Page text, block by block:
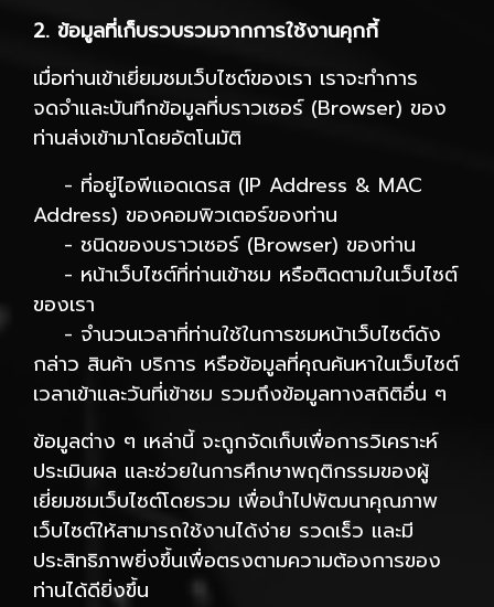
2. ข้อมูลที่เก็บรวบรวมจากการใช้งานคุกกี้
เมื่อท่านเข้าเยี่ยมชมเว็บไซต์ของเรา เราจะทำการ
จดจำและบันทึกข้อมูลที่บราวเซอร์ (Browser) ของ
ท่านส่งเข้ามาโดยอัตโนมัติ
- ที่อยู่ไอพีแอดเดรส (IP Address & MAC
Address) ของคอมพิวเตอร์ของท่าน
- ชนิดของบราวเซอร์ (Browser) ของท่าน
- หน้าเว็บไซต์ที่ท่านเข้าชม หรือติดตามในเว็บไซต์
ของเรา
- จำนวนเวลาที่ท่านใช้ในการชมหน้าเว็บไซต์ดัง
กล่าว สินค้า บริการ หรือข้อมูลที่คุณค้นหาในเว็บไซต์
เวลาเข้าและวันที่เข้าชม รวมถึงข้อมูลทางสถิติอื่น ๆ
ข้อมูลต่าง ๆ เหล่านี้ จะถูกจัดเก็บเพื่อการวิเคราะห์
ประเมินผล และช่วยในการศึกษาพฤติกรรมของผู้
เยี่ยมชมเว็บไซต์โดยรวม เพื่อนำไปพัฒนาคุณภาพ
เว็บไซต์ให้สามารถใช้งานได้ง่าย รวดเร็ว และมี
ประสิทธิภาพยิ่งขึ้นเพื่อตรงตามความต้องการของ
ท่านได้ดียิ่งขึ้น